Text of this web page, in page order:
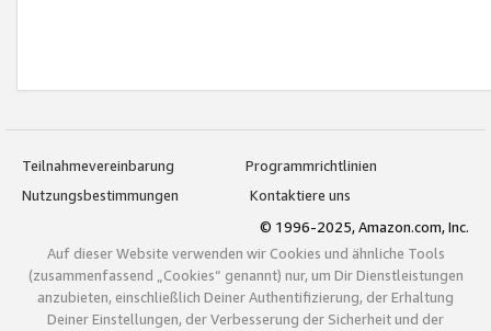
Teilnahmevereinbarung
Programmrichtlinien
Nutzungsbestimmungen
Kontaktiere uns
© 1996-2025, Amazon.com, Inc.
Auf dieser Website verwenden wir Cookies und ähnliche Tools
(zusammenfassend „Cookies“ genannt) nur, um Dir Dienstleistungen
anzubieten, einschließlich Deiner Authentifizierung, der Erhaltung
Deiner Einstellungen, der Verbesserung der Sicherheit und der